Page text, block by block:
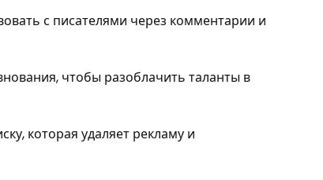
с писателями через комментарии и
чтобы разоблачить таланты в
которая удаляет рекламу и